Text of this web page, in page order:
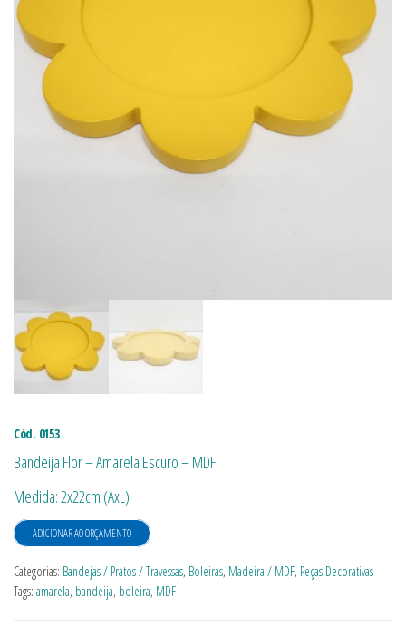
Cód. 0153
Bandeija Flor – Amarela Escuro – MDF
Medida: 2x22cm (AxL)
ADICIONAR AO ORÇAMENTO
Categorias: Bandejas / Pratos / Travessas, Boleiras, Madeira / MDF, Peças Decorativas
Tags: amarela, bandeija, boleira, MDF